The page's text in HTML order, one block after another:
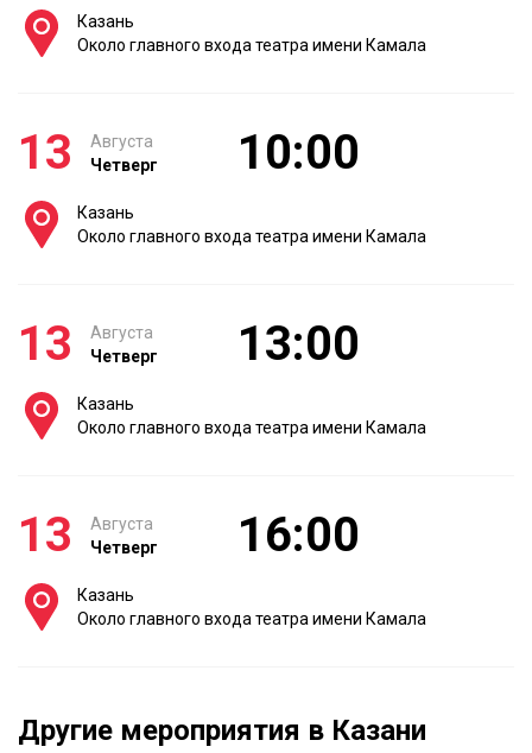
Казань
Около главного входа театра имени Камала
13
Августа
Четверг
10:00
Казань
Около главного входа театра имени Камала
13
Августа
Четверг
13:00
Казань
Около главного входа театра имени Камала
13
Августа
Четверг
16:00
Казань
Около главного входа театра имени Камала
Другие мероприятия в Казани